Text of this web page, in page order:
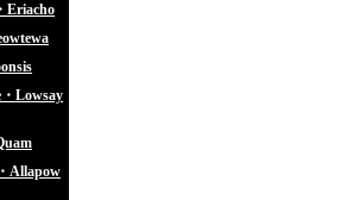
Eriacho
Lowsay
Allapow